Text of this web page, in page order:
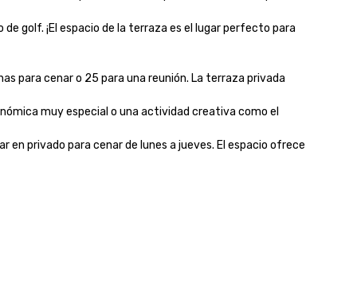
golf. ¡El espacio de la terraza es el lugar perfecto para
para cenar o 25 para una reunión. La terraza privada
muy especial o una actividad creativa como el
en privado para cenar de lunes a jueves. El espacio ofrece